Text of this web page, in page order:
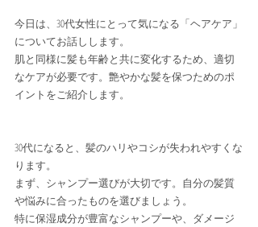
今日は、30代女性にとって気になる「ヘアケア」
についてお話しします。
肌と同様に髪も年齢と共に変化するため、適切
なケアが必要です。艶やかな髪を保つためのポ
イントをご紹介します。
30代になると、髪のハリやコシが失われやすくな
ります。
まず、シャンプー選びが大切です。自分の髪質
や悩みに合ったものを選びましょう。
特に保湿成分が豊富なシャンプーや、ダメージ